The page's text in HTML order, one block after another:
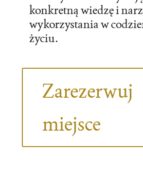
konkretną wiedzę i
wykorzystania w
życiu.
Zarezerwuj
miejsce